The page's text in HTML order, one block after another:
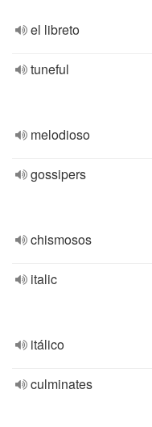
el libreto
tuneful
melodioso
gossipers
chismosos
italic
itálico
culminates